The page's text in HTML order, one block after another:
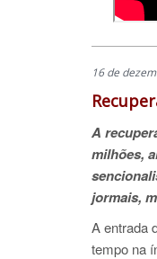
16 de
A
milhões,
jormais,
A entrada
tempo na